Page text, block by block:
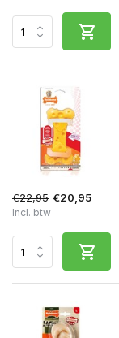
€22,95 €20,95
Incl. btw